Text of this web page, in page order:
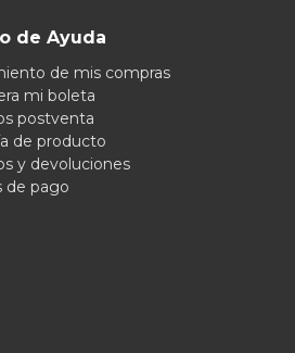
de Ayuda
de mis compras
mi boleta
postventa
de producto
y devoluciones
de pago